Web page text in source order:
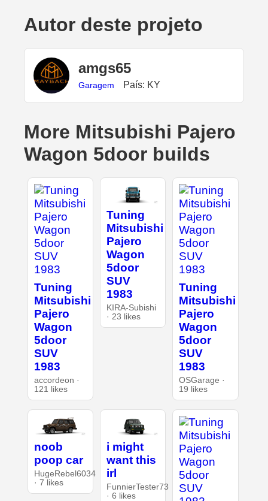
Autor deste projeto
amgs65
Garagem País: KY
More Mitsubishi Pajero
Wagon 5door builds
Tuning
Mitsubishi
Pajero
Wagon
5door
SUV
1983
accordeon ·
121 likes
Tuning
Mitsubishi
Pajero
Wagon
5door
SUV
1983
KIRA-Subishi
· 23 likes
Tuning
Mitsubishi
Pajero
Wagon
5door
SUV
1983
OSGarage ·
19 likes
noob
poop car
HugeRebel6034
· 7 likes
i might
want this
irl
FunnierTester73
· 6 likes